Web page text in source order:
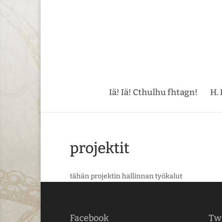
Iä! Iä! Cthulhu fhtagn! H.
projektit
tähän projektin hallinnan työkalut
Facebook